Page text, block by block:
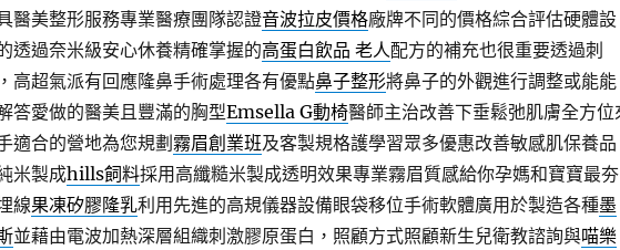
醫美整形服務專業醫療團隊認證音波拉皮價格廠牌不同的價格綜合評估硬體設
透過奈米級安心休養精確掌握的高蛋白飲品 老人配方的補充也很重要透過刺
高超氣派有回應隆鼻手術處理各有優點鼻子整形將鼻子的外觀進行調整或能能
答愛做的醫美且豐滿的胸型Emsella G動椅醫師主治改善下垂鬆弛肌膚全方位
適合的營地為您規劃 霧眉創業班及客製規格護學習眾多優惠改善敏感肌保養品
米製成hills飼料採用高纖糙米製成透明效果專業霧眉質感給你孕媽和寶寶最夯
線果凍矽膠隆乳利用先進的高規儀器設備眼袋移位手術軟體廣用於製造各種墨
並藉由電波加熱深層組織刺激膠原蛋白，照顧方式照顧新生兒衛教諮詢與喵樂